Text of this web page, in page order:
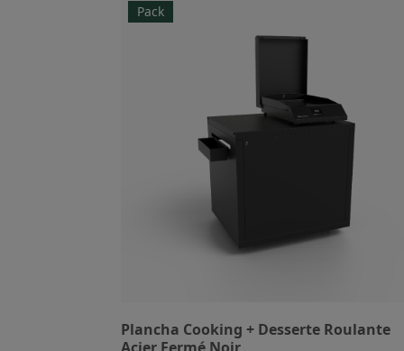
Pack
Plancha Cooking + Desserte Roulante